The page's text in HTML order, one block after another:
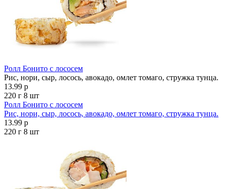
Ролл Бонито с лососем
Рис, нори, сыр, лосось, авокадо, омлет томаго, стружка тунца.
13.99 р
220 г 8 шт
Ролл Бонито с лососем
Рис, нори, сыр, лосось, авокадо, омлет томаго, стружка тунца.
13.99 р
220 г 8 шт